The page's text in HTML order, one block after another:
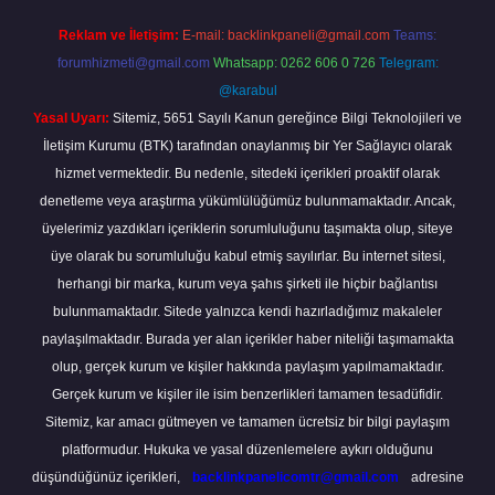
Reklam ve İletişim: E-mail: backlinkpaneli@gmail.com Teams:
forumhizmeti@gmail.com Whatsapp: 0262 606 0 726 Telegram:
@karabul
Yasal Uyarı: Sitemiz, 5651 Sayılı Kanun gereğince Bilgi Teknolojileri ve
İletişim Kurumu (BTK) tarafından onaylanmış bir Yer Sağlayıcı olarak
hizmet vermektedir. Bu nedenle, sitedeki içerikleri proaktif olarak
denetleme veya araştırma yükümlülüğümüz bulunmamaktadır. Ancak,
üyelerimiz yazdıkları içeriklerin sorumluluğunu taşımakta olup, siteye
üye olarak bu sorumluluğu kabul etmiş sayılırlar. Bu internet sitesi,
herhangi bir marka, kurum veya şahıs şirketi ile hiçbir bağlantısı
bulunmamaktadır. Sitede yalnızca kendi hazırladığımız makaleler
paylaşılmaktadır. Burada yer alan içerikler haber niteliği taşımamakta
olup, gerçek kurum ve kişiler hakkında paylaşım yapılmamaktadır.
Gerçek kurum ve kişiler ile isim benzerlikleri tamamen tesadüfidir.
Sitemiz, kar amacı gütmeyen ve tamamen ücretsiz bir bilgi paylaşım
platformudur. Hukuka ve yasal düzenlemelere aykırı olduğunu
düşündüğünüz içerikleri,
backlinkpanelicomtr@gmail.com adresine